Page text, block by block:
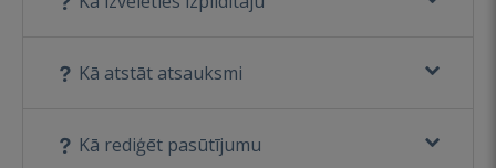
Kā atstāt atsauksmi
Kā rediģēt pasūtījumu